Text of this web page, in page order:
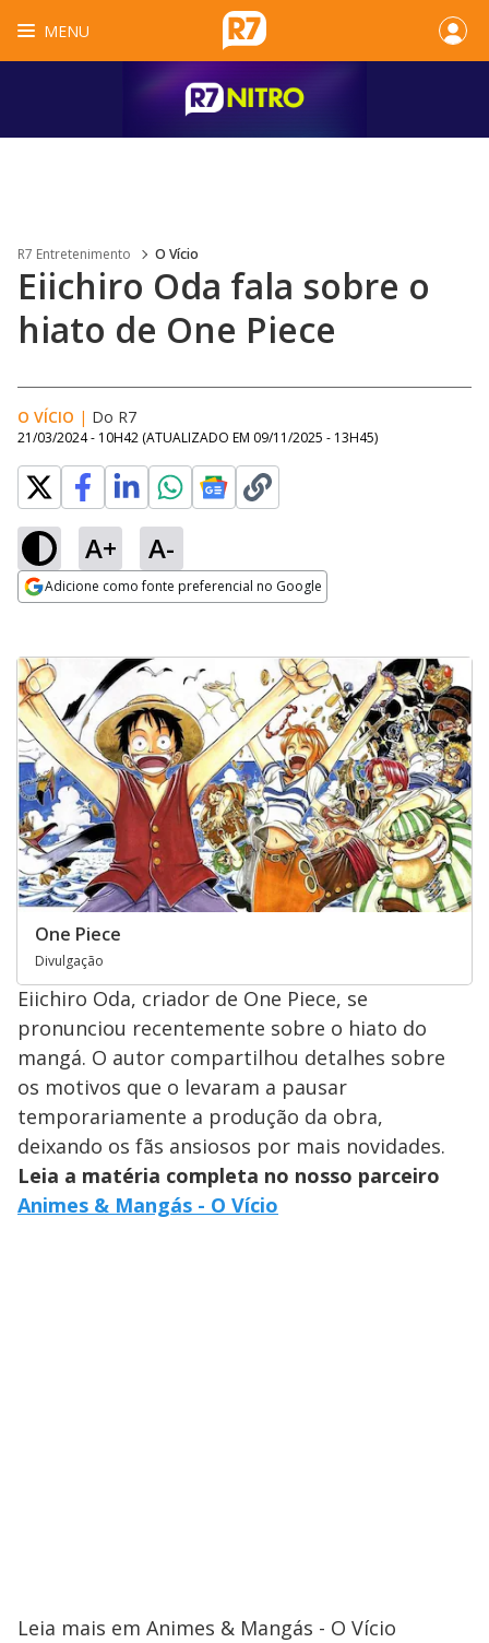
MENU
R7 Entretenimento O Vício
Eiichiro Oda fala sobre o
hiato de One Piece
O VÍCIO | Do R7
21/03/2024 - 10H42 (ATUALIZADO EM 09/11/2025 - 13H45)
A+ A-
Adicione como fonte preferencial no Google
One Piece
Divulgação
Eiichiro Oda, criador de One Piece, se
pronunciou recentemente sobre o hiato do
mangá. O autor compartilhou detalhes sobre
os motivos que o levaram a pausar
temporariamente a produção da obra,
deixando os fãs ansiosos por mais novidades.
Leia a matéria completa no nosso parceiro
Animes & Mangás - O Vício
Leia mais em Animes & Mangás - O Vício